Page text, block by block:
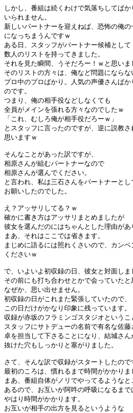
しかし、番組は続くわけで気落ちしてばか
いられません。
新しいパートナーを迎えねば、恐怖の俺の
になっちまうんですｗ
ある日、スタッフがパートナー候補として
数人のリストを持ってきました。
それを見た瞬間、うそだろー！ｗと思いま
そのリストの方々は、俺など問題にならな
プロ中のプロばかり。人気の声優さんばか
のです。
つまり、俺の相手役などしなくても
全員がメインを張れる方々なのでしたｗ
「これ、むしろ俺が相手役だろーｗ」
とスタッフに言ったのですが、逆に説教さ
思いますｗ
そんなことがあった訳ですが、
相原さんが組むパートナーなので
相原さんが選んでください。
と言われ、私は三石さんをパートナーとし
お願いしたのでした。
え？アッサリしてる？ｗ
確かに書き方はアッサリまとめましたが
彼女を選んだのにはちゃんとした理由があ
まあ、それはここでは省きます。
まじめに語るには照れくさいので、カンベ
くださいｗ
で、いよいよ初収録の日、彼女と対面しま
その前にも打ち合わせとかで会っていたと
なぜか、思い出せません。
初収録の日がこれまた緊張していたので、
この日だけがかなり印象に残っています。
収録が赤坂のフラミンゴスタジオというこ
スタッフにサトデューの名前で有名な佐藤
卓を担当して下さることになり、結城さん
抜けた穴もしっかりと塞がりました。
さて、そんな訳で収録がスタートしたので
最初のころは、慣れるまで時間がかかりま
まあ、番組自体がノリでやってるようなと
あるので、お互いが阿吽の呼吸になるまで
やはり時間がかかります。
お互いが相手の出方を見るというような